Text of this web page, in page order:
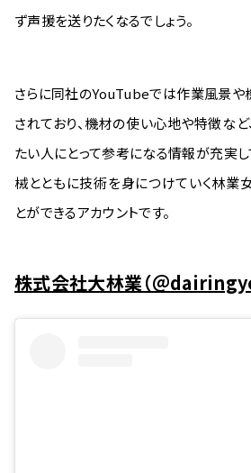
ず声援を送りたくなるでしょう。
さらに同社のYouTubeでは作業風景や
されており、機材の使い心地や特徴な
たい人にとって参考になる情報が充実
械とともに技術を身につけていく林業
とができるアカウントです。
株式会社大林業（＠